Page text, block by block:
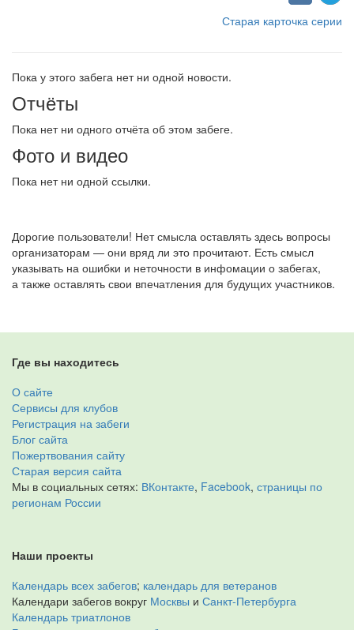
Старая карточка серии
Пока у этого забега нет ни одной новости.
Отчёты
Пока нет ни одного отчёта об этом забеге.
Фото и видео
Пока нет ни одной ссылки.
Дорогие пользователи! Нет смысла оставлять здесь вопросы
организаторам — они вряд ли это прочитают. Есть смысл
указывать на ошибки и неточности в инфомации о забегах,
а также оставлять свои впечатления для будущих участников.
Где вы находитесь
О сайте
Сервисы для клубов
Регистрация на забеги
Блог сайта
Пожертвования сайту
Старая версия сайта
Мы в социальных сетях: ВКонтакте, Facebook, страницы по
регионам России
Наши проекты
Календарь всех забегов; календарь для ветеранов
Календари забегов вокруг Москвы и Санкт-Петербурга
Календарь триатлонов